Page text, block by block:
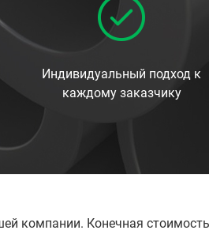
Индивидуальный подход к
каждому заказчику
компании. Конечная